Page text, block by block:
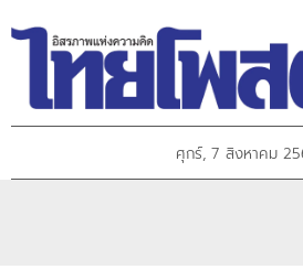
ศุกร์, 7 สิงหาคม